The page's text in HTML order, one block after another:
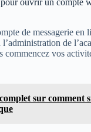
ouvrir un compte
de messagerie en
de
vos
sur comment